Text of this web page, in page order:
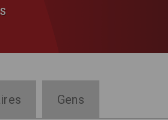
Gens